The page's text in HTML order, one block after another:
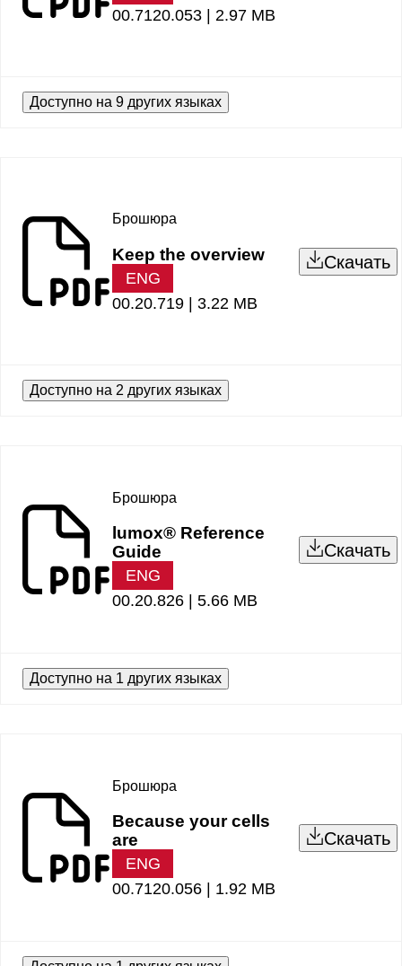
00.7120.053 | 2.97 MB
Доступно на 9 других языках
Брошюра
Keep the overview
ENG
00.20.719 | 3.22 MB
Скачать
Доступно на 2 других языках
Брошюра
lumox® Reference
Guide
ENG
00.20.826 | 5.66 MB
Скачать
Доступно на 1 других языках
Брошюра
Because your cells
are
ENG
00.7120.056 | 1.92 MB
Скачать